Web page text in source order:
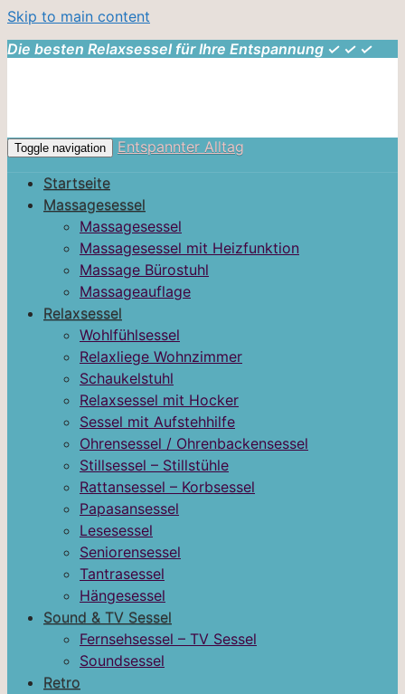
Skip to main content
Die besten Relaxsessel für Ihre Entspannung ✓ ✓ ✓
Toggle navigation
Entspannter Alltag
Startseite
Massagesessel
Massagesessel
Massagesessel mit Heizfunktion
Massage Bürostuhl
Massageauflage
Relaxsessel
Wohlfühlsessel
Relaxliege Wohnzimmer
Schaukelstuhl
Relaxsessel mit Hocker
Sessel mit Aufstehhilfe
Ohrensessel / Ohrenbackensessel
Stillsessel – Stillstühle
Rattansessel – Korbsessel
Papasansessel
Lesesessel
Seniorensessel
Tantrasessel
Hängesessel
Sound & TV Sessel
Fernsehsessel – TV Sessel
Soundsessel
Retro